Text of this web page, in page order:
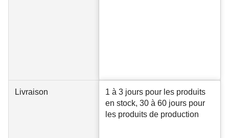
Livraison
1 à 3 jours pour les produits
en stock, 30 à 60 jours pour
les produits de production